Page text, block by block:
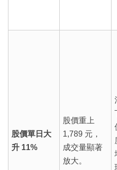
股價單日大
升 11%
股價重上
1,789 元，
成交量顯著
放大。